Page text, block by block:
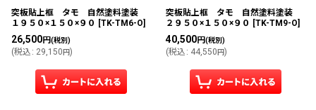
突板貼上框 タモ 自然塗料塗装
１９５０×１５０×９０ [TK-TM6-O]
26,500円(税別)
(税込 : 29,150 円)
突板貼上框 タモ 自然塗料塗装
２９５０×１５０×９０ [TK-TM9-O]
40,500円(税別)
(税込 : 44,550 円)